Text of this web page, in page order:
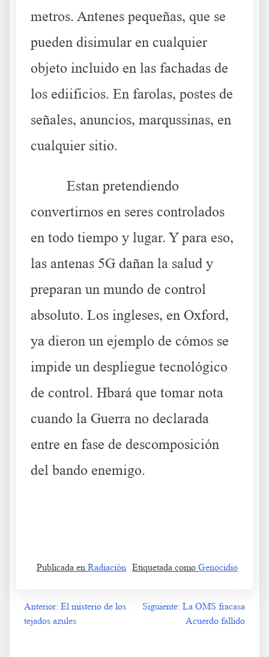
metros. Antenes pequeñas, que se
pueden disimular en cualquier
objeto incluido en las fachadas de
los ediificios. En farolas, postes de
señales, anuncios, marqussinas, en
cualquier sitio.
Estan pretendiendo
convertirnos en seres controlados
en todo tiempo y lugar. Y para eso,
las antenas 5G dañan la salud y
preparan un mundo de control
absoluto. Los ingleses, en Oxford,
ya dieron un ejemplo de cómos se
impide un despliegue tecnológico
de control. Hbará que tomar nota
cuando la Guerra no declarada
entre en fase de descomposición
del bando enemigo.
Publicada en Radiación Etiquetada como Genocidio
Navegación
Anterior: El misterio de los
tejados azules
Siguiente: La OMS fracasa
Acuerdo fallido